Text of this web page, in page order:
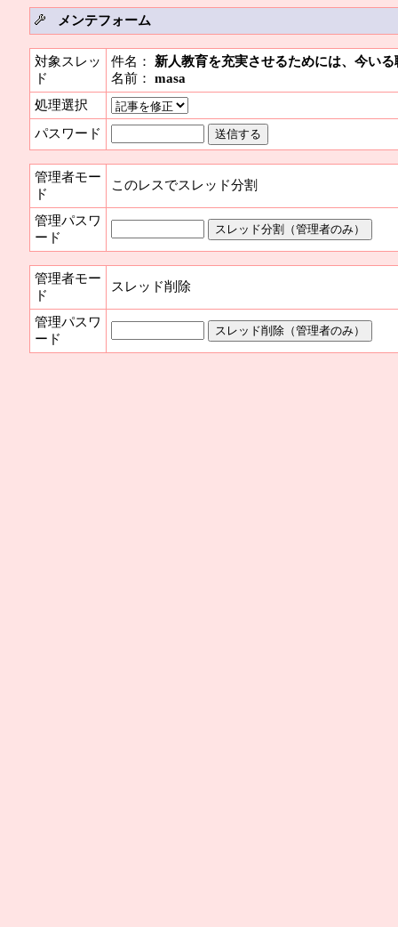
メンテフォーム
対象スレッ
ド
件名： 新人教育を充実させるためには、今い
名前： masa
処理選択
パスワード
管理者モー
ド
このレスでスレッド分割
管理パスワ
ード
管理者モー
ド
スレッド削除
管理パスワ
ード